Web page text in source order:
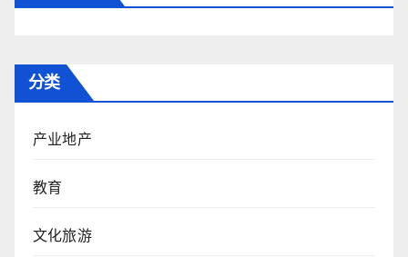
分类
产业地产
教育
文化旅游